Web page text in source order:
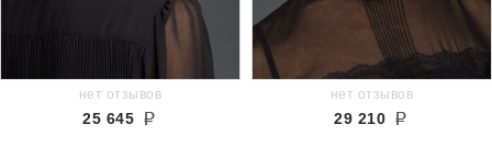
нет отзывов
25 645
нет отзывов
29 210